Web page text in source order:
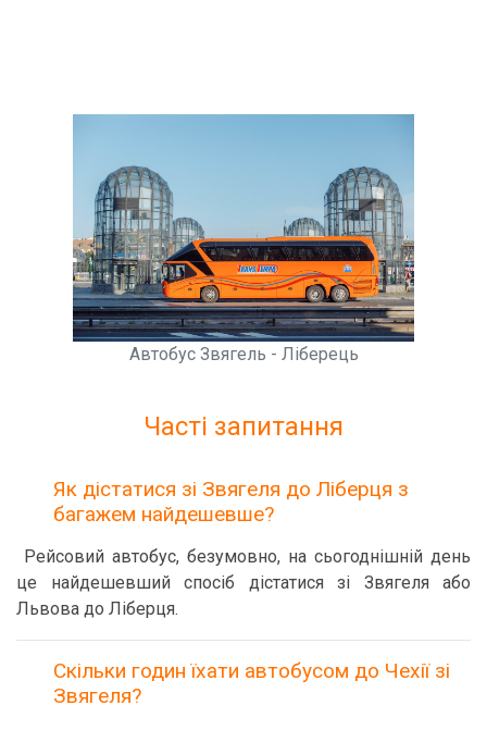
Автобус Звягель - Ліберець
Часті запитання
Як дістатися зі Звягеля до Ліберця з
багажем найдешевше?
Рейсовий автобус, безумовно, на сьогоднішній день
це найдешевший спосіб дістатися зі Звягеля або
Львова до Ліберця.
Скільки годин їхати автобусом до Чехії зі
Звягеля?